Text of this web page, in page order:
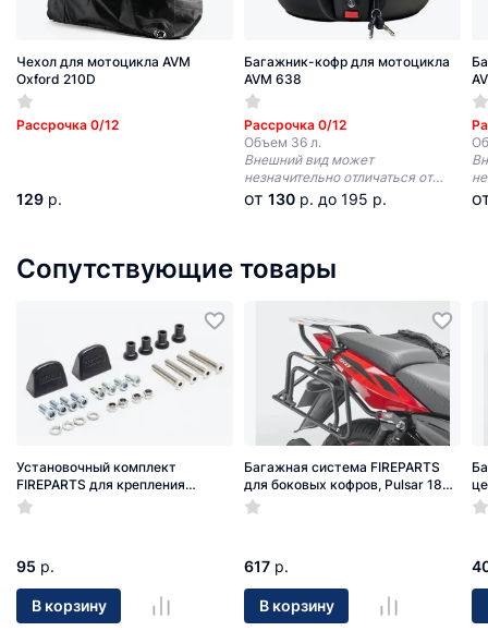
Чехол для мотоцикла AVM
Oxford 210D
Рассрочка 0/12
129 р.
Багажник-кофр для мотоцикла
AVM 638
Рассрочка 0/12
Объем 36 л.
Внешний вид может
незначительно отличаться от
изображения*
от 130 р. до 195 р.
Сопутствующие товары
Установочный комплект
FIREPARTS для крепления
боковых кофров с системой
MONOKEY (PN100.045)
95 р.
В корзину
Багажная система FIREPARTS
для боковых кофров, Pulsar 180
(PN006371)
617 р.
В корзину